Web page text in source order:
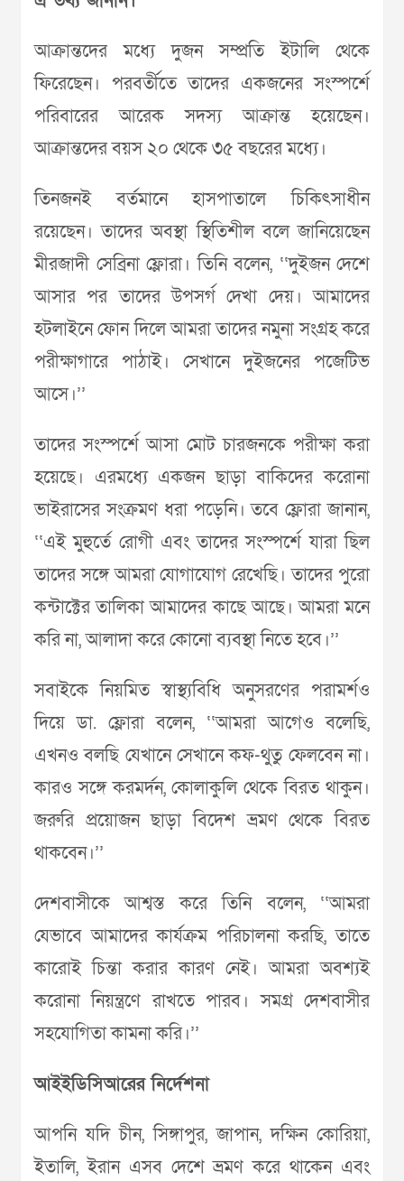
আক্রান্তদের মধ্যে দুজন সম্প্রতি ইটালি থেকে
ফিরেছেন। পরবর্তীতে তাদের একজনের সংস্পর্শে
পরিবারের আরেক সদস্য আক্রান্ত হয়েছেন।
আক্রান্তদের বয়স ২০ থেকে ৩৫ বছরের মধ্যে।
তিনজনই বর্তমানে হাসপাতালে চিকিৎসাধীন
রয়েছেন। তাদের অবস্থা স্থিতিশীল বলে জানিয়েছেন
মীরজাদী সেব্রিনা ফ্লোরা। তিনি বলেন, ‘‘দুইজন দেশে
আসার পর তাদের উপসর্গ দেখা দেয়। আমাদের
হটলাইনে ফোন দিলে আমরা তাদের নমুনা সংগ্রহ করে
পরীক্ষাগারে পাঠাই। সেখানে দুইজনের পজেটিভ
আসে।’’
তাদের সংস্পর্শে আসা মোট চারজনকে পরীক্ষা করা
হয়েছে। এরমধ্যে একজন ছাড়া বাকিদের করোনা
ভাইরাসের সংক্রমণ ধরা পড়েনি। তবে ফ্লোরা জানান,
‘‘এই মুহুর্তে রোগী এবং তাদের সংস্পর্শে যারা ছিল
তাদের সঙ্গে আমরা যোগাযোগ রেখেছি। তাদের পুরো
কন্টাক্টের তালিকা আমাদের কাছে আছে। আমরা মনে
করি না, আলাদা করে কোনো ব্যবস্থা নিতে হবে।’’
সবাইকে নিয়মিত স্বাস্থ্যবিধি অনুসরণের পরামর্শও
দিয়ে ডা. ফ্লোরা বলেন, ‘‘আমরা আগেও বলেছি,
এখনও বলছি যেখানে সেখানে কফ-থুতু ফেলবেন না।
কারও সঙ্গে করমর্দন, কোলাকুলি থেকে বিরত থাকুন।
জরুরি প্রয়োজন ছাড়া বিদেশ ভ্রমণ থেকে বিরত
থাকবেন।’’
দেশবাসীকে আশ্বস্ত করে তিনি বলেন, ‘‘আমরা
যেভাবে আমাদের কার্যক্রম পরিচালনা করছি, তাতে
কারোই চিন্তা করার কারণ নেই। আমরা অবশ্যই
করোনা নিয়ন্ত্রণে রাখতে পারব। সমগ্র দেশবাসীর
সহযোগিতা কামনা করি।’’
আইইডিসিআরের নির্দেশনা
আপনি যদি চীন, সিঙ্গাপুর, জাপান, দক্ষিন কোরিয়া,
ইতালি, ইরান এসব দেশে ভ্রমণ করে থাকেন এবং